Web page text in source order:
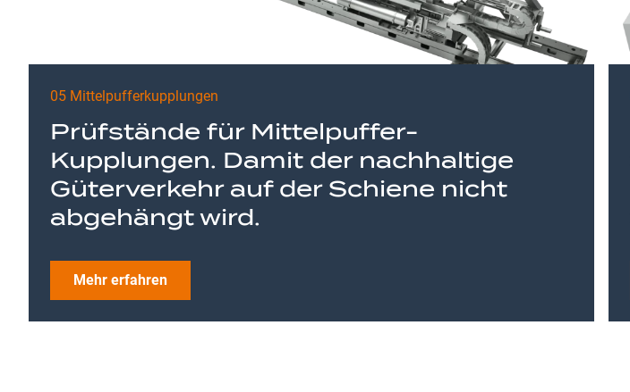
05 Mittelpufferkupplungen
Prüfstände für Mittelpuffer-
Kupplungen. Damit der nachhaltige
Güterverkehr auf der Schiene nicht
abgehängt wird.
Mehr erfahren